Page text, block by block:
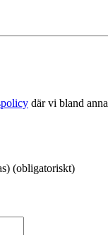
där vi bland
(obligatoriskt)